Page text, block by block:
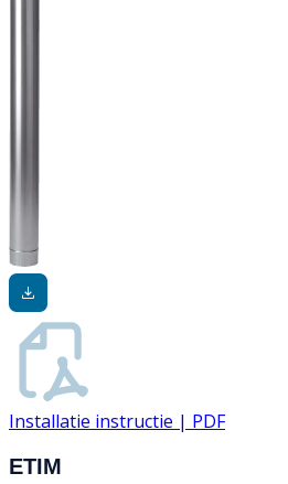
Installatie instructie | PDF
ETIM